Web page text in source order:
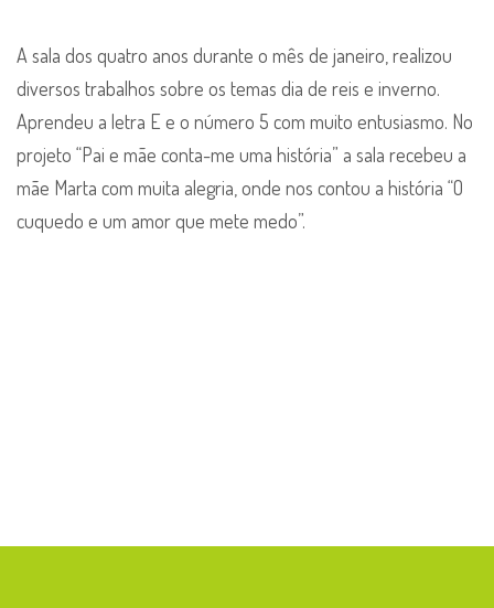
anos
A sala dos quatro anos durante o mês de janeiro, realizou
diversos trabalhos sobre os temas dia de reis e inverno.
Aprendeu a letra E e o número 5 com muito entusiasmo. No
projeto “Pai e mãe conta-me uma história” a sala recebeu a
mãe Marta com muita alegria, onde nos contou a história “O
cuquedo e um amor que mete medo”.